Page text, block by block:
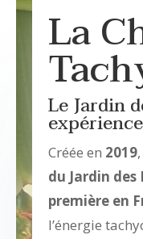
La
Le Jardin
Créée en 2019
du Jardin des
première en
l’énergie